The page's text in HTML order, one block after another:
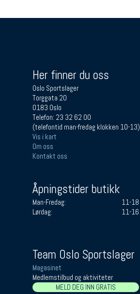
Her finner du oss
Oslo Sportslager
Torggata 20
0183 Oslo
Telefon: 23 32 62 00
(telefontid man-fredag klokken 10-13)
Vis i kart
Om oss
Kontakt oss
Åpningstider butikk
Man-Fredag:
11-18
Lørdag:
11-16
Team Oslo Sportslager
Magasinet
Medlemstilbud og aktiviteter
MELD DEG INN GRATIS